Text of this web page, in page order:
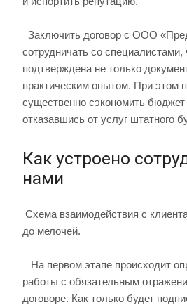
Заключить договор с ООО
сотрудничать со специалистами,
подтверждена не только
практическим опытом. При этом
существенно сэкономить бюджет
отказавшись от услуг штатного
Как устроено
нами
Схема взаимодействия с
до мелочей.
На первом этапе происходит
работы с обязательным
договоре. Как только будет